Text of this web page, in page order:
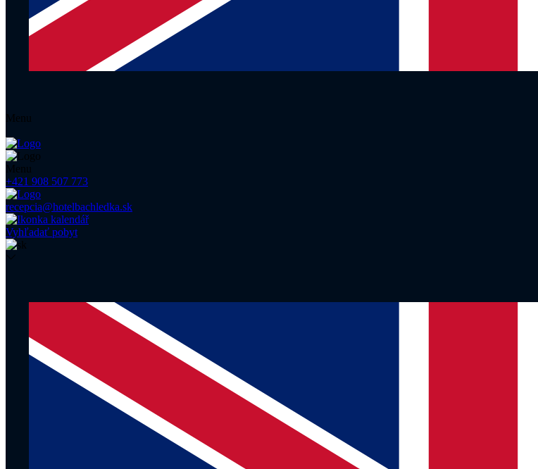
Menu
Menu
+421 908 507 773
recepcia@hotelbachledka.sk
Vyhľadať pobyt